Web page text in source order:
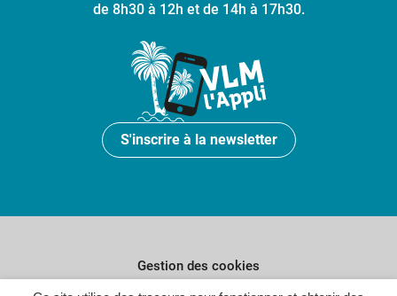
de 8h30 à 12h et de 14h à 17h30.
S'inscrire à la newsletter
Gestion des cookies